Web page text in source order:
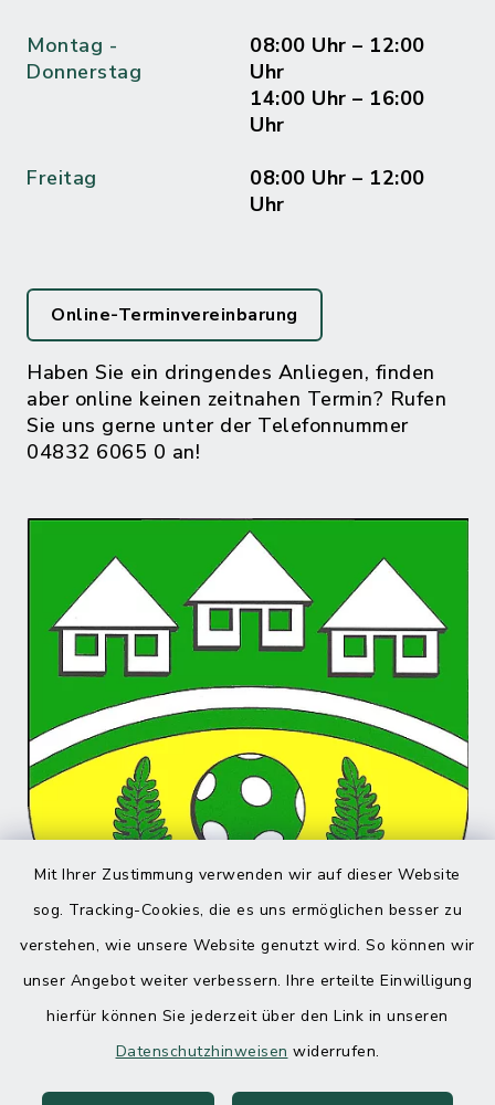
Mit Ihrer Zustimmung verwenden wir auf dieser Website
sog. Tracking-Cookies, die es uns ermöglichen besser zu
verstehen, wie unsere Website genutzt wird. So können wir
unser Angebot weiter verbessern. Ihre erteilte Einwilligung
hierfür können Sie jederzeit über den Link in unseren
Datenschutzhinweisen widerrufen.
Montag -
Donnerstag
08:00 Uhr – 12:00
Uhr
14:00 Uhr – 16:00
Uhr
Freitag
08:00 Uhr – 12:00
Uhr
Online-Terminvereinbarung
Haben Sie ein dringendes Anliegen, finden
aber online keinen zeitnahen Termin? Rufen
Sie uns gerne unter der Telefonnummer
04832 6065 0 an!